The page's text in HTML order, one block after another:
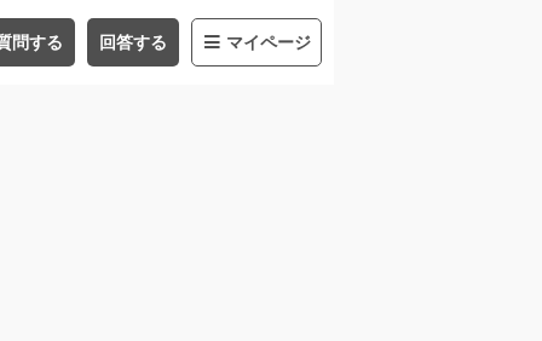
問する 回答する マイページ